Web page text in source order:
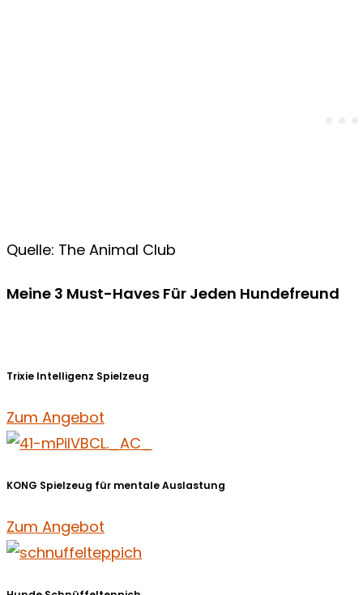
Quelle: The Animal Club
Meine 3 Must-Haves Für Jeden Hundefreund​
Trixie Intelligenz Spielzeug
Zum Angebot
KONG Spielzeug für mentale Auslastung
Zum Angebot